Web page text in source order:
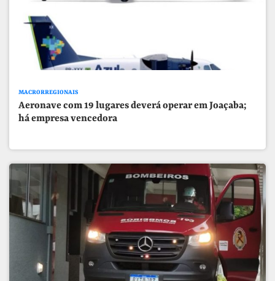
MACRORREGIONAIS
Aeronave com 19 lugares deverá operar em Joaçaba;
há empresa vencedora